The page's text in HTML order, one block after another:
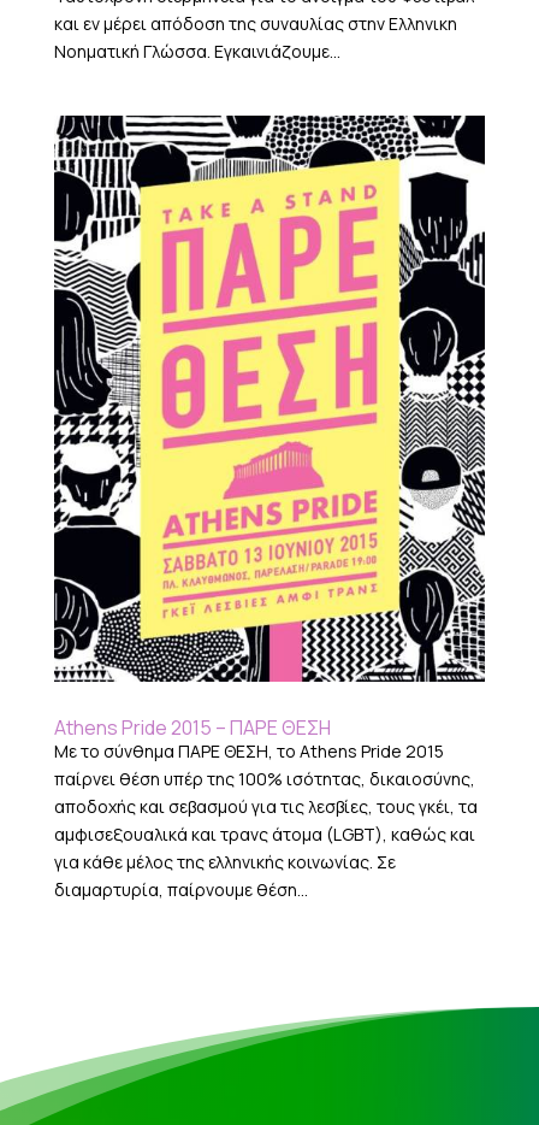
και εν μέρει απόδοση της συναυλίας στην Ελληνικη
Νοηματική Γλώσσα. Εγκαινιάζουμε...
Αthens Pride 2015 – ΠΑΡΕ ΘΕΣΗ
Με το σύνθημα ΠΑΡΕ ΘΕΣΗ, το Athens Pride 2015
παίρνει θέση υπέρ της 100% ισότητας, δικαιοσύνης,
αποδοχής και σεβασμού για τις λεσβίες, τους γκέι, τα
αμφισεξουαλικά και τρανς άτομα (LGBT), καθώς και
για κάθε μέλος της ελληνικής κοινωνίας. Σε
διαμαρτυρία, παίρνουμε θέση...